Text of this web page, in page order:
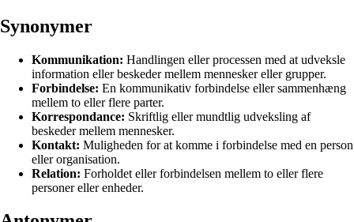
Synonymer
Kommunikation: Handlingen eller processen med at udveksle
information eller beskeder mellem mennesker eller grupper.
Forbindelse: En kommunikativ forbindelse eller sammenhæng
mellem to eller flere parter.
Korrespondance: Skriftlig eller mundtlig udveksling af
beskeder mellem mennesker.
Kontakt: Muligheden for at komme i forbindelse med en person
eller organisation.
Relation: Forholdet eller forbindelsen mellem to eller flere
personer eller enheder.